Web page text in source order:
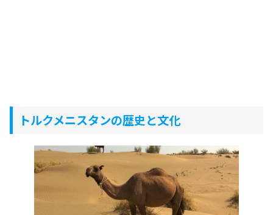
トルクメニスタンの歴史と文化